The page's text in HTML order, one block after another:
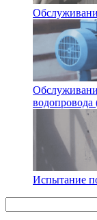
Испытание